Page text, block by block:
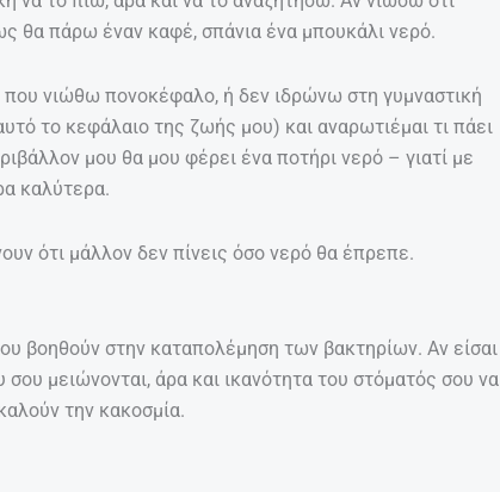
θα πάρω έναν καφέ, σπάνια ένα μπουκάλι νερό.
που νιώθω πονοκέφαλο, ή δεν ιδρώνω στη γυμναστική
το κεφάλαιο της ζωής μου) και αναρωτιέμαι τι πάει
μου θα μου φέρει ένα ποτήρι νερό – γιατί με
καλύτερα.
ότι μάλλον δεν πίνεις όσο νερό θα έπρεπε.
βοηθούν στην καταπολέμηση των βακτηρίων. Αν είσαι
μειώνονται, άρα και ικανότητα του στόματός σου να
την κακοσμία.